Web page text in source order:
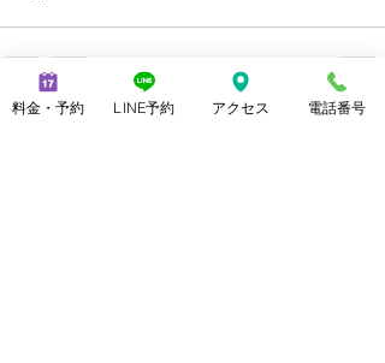
すべて表示
料金・予約 LINE予約 アクセス 電話番号